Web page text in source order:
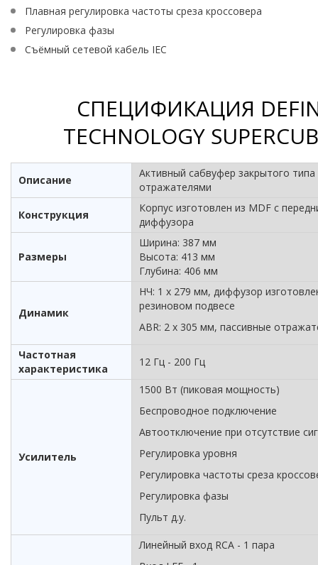
Плавная регулировка частоты среза кроссовера
Регулировка фазы
Съёмный сетевой кабель IEC
СПЕЦИФИКАЦИЯ
TECHNOLOGY
Описание
Активный сабвуфер закрытого
отражателями
Конструкция
Корпус изготовлен из MDF с
диффузора
Размеры
Ширина: 387 мм
Высота: 413 мм
Глубина: 406 мм
Динамик
НЧ: 1 х 279 мм, диффузор
резиновом подвесе
ABR: 2 х 305 мм, пассивные
Частотная
характеристика
12 Гц - 200 Гц
Усилитель
1500 Вт (пиковая мощность)
Беспроводное подключение
Автоотключение при отсутствие
Регулировка уровня
Регулировка частоты среза
Регулировка фазы
Пульт д.у.
Линейный вход RCA - 1 пара